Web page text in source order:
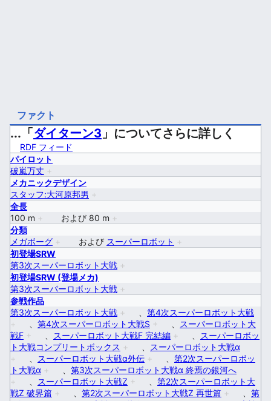
ファクト
...「ダイターン3 」についてさらに詳しく
RDF フィード
パイロット
破嵐万丈 +
メカニックデザイン
スタッフ:大河原邦男 +
全長
100 m + および 80 m +
分類
メガボーグ + および スーパーロボット
+
初登場SRW
第3次スーパーロボット大戦 +
初登場SRW (登場メカ)
第3次スーパーロボット大戦 +
参戦作品
第3次スーパーロボット大戦 +
第4次スーパーロボット大戦
+
第4次スーパーロボット大戦S +
スーパーロボット大
戦F + スーパーロボット大戦F 完結編 +
スーパーロボッ
ト大戦コンプリートボックス +
スーパーロボット大戦α
+
スーパーロボット大戦α外伝 +
第2次スーパーロボッ
ト大戦α +
第3次スーパーロボット大戦α 終焉の銀河へ
+
スーパーロボット大戦Z +
第2次スーパーロボット大
戦Z 破界篇 + 第2次スーパーロボット大戦Z 再世篇 +
第